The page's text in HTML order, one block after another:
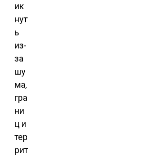
ик
нут
ь
из-
за
шу
ма,
гра
ни
ц и
тер
рит